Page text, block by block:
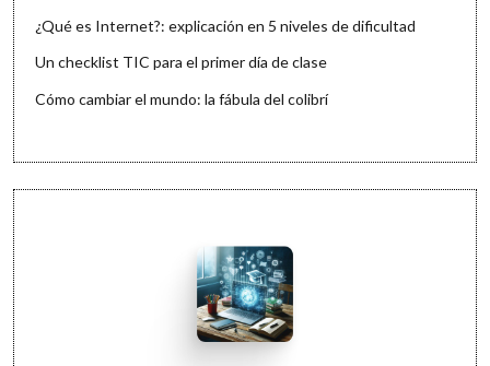
¿Qué es Internet?: explicación en 5 niveles de dificultad
Un checklist TIC para el primer día de clase
Cómo cambiar el mundo: la fábula del colibrí